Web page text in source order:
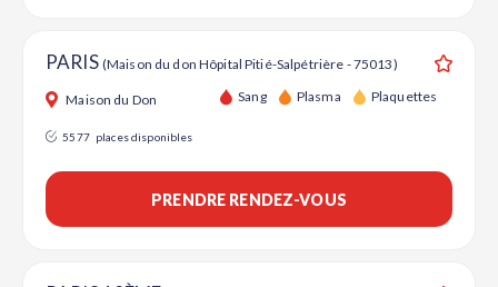
PARIS (Maison du don Hôpital Pitié-Salpétrière - 75013)
Maison du Don Sang Plasma Plaquettes
5577 places disponibles
PRENDRE RENDEZ-VOUS